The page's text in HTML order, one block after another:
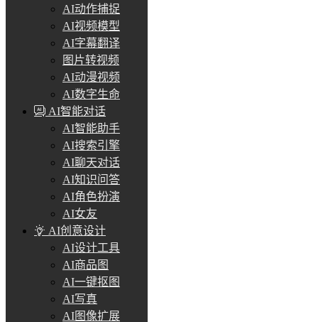
AI动作捕捉
AI视频模型
AI字幕翻译
图片转视频
AI动漫视频
AI数字生命
AI智能对话
AI智能助手
AI搜索引擎
AI聊天对话
AI知识问答
AI角色扮演
AI女友
AI创意设计
AI设计工具
AI商品图
AI一键抠图
AI写真
AI图像扩展